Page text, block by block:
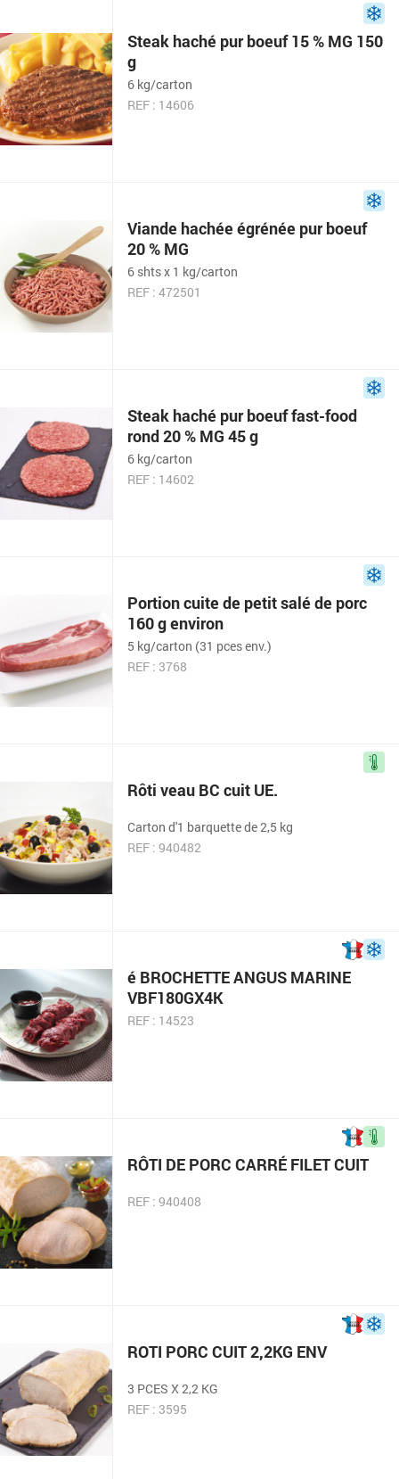
Steak haché pur boeuf 15 % MG 150
g
6 kg/carton
REF : 14606
Viande hachée égrénée pur boeuf
20 % MG
6 shts x 1 kg/carton
REF : 472501
Steak haché pur boeuf fast-food
rond 20 % MG 45 g
6 kg/carton
REF : 14602
Portion cuite de petit salé de porc
160 g environ
5 kg/carton (31 pces env.)
REF : 3768
Rôti veau BC cuit UE.
Carton d'1 barquette de 2,5 kg
REF : 940482
é BROCHETTE ANGUS MARINE
VBF180GX4K
REF : 14523
RÔTI DE PORC CARRÉ FILET CUIT
REF : 940408
ROTI PORC CUIT 2,2KG ENV
3 PCES X 2,2 KG
REF : 3595